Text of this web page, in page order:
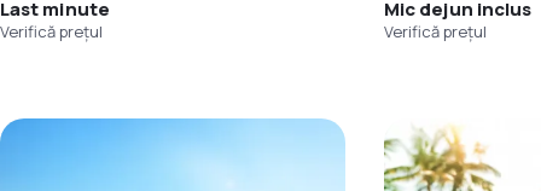
Last minute
Verifică prețul
Mic dejun inclus
Verifică prețul